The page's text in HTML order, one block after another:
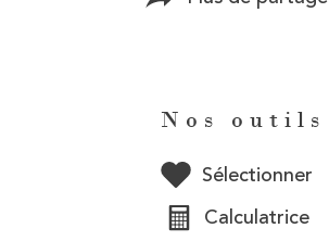
Nos outils
Sélectionner
Calculatrice